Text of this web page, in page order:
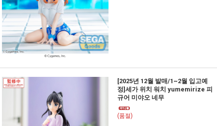
[2025년 12월 발매/1~2월 입고예
정]세가 위치 워치 yumemirize 피
규어 미야오 네무
(품절)